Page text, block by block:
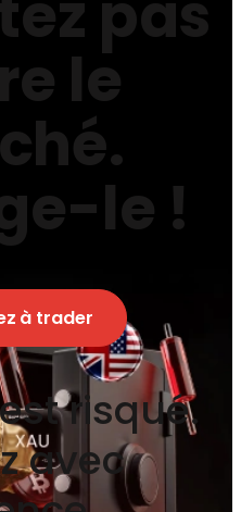
le
le !
à trader
risqué.
avec